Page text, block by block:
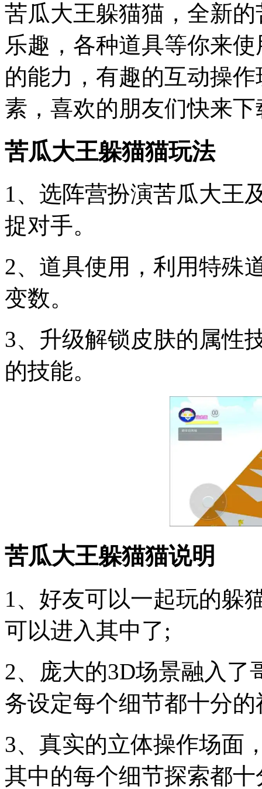
苦瓜大王躲猫猫，全新
乐趣，各种道具等你来
的能力，有趣的互动操
素，喜欢的朋友们快来
苦瓜大王躲猫猫玩法
1、选阵营扮演苦瓜大王
捉对手。
2、道具使用，利用特殊
变数。
3、升级解锁皮肤的属性
的技能。
苦瓜大王躲猫猫说明
1、好友可以一起玩的躲
可以进入其中了;
2、庞大的3D场景融入了
务设定每个细节都十分的
3、真实的立体操作场面
其中的每个细节探索都